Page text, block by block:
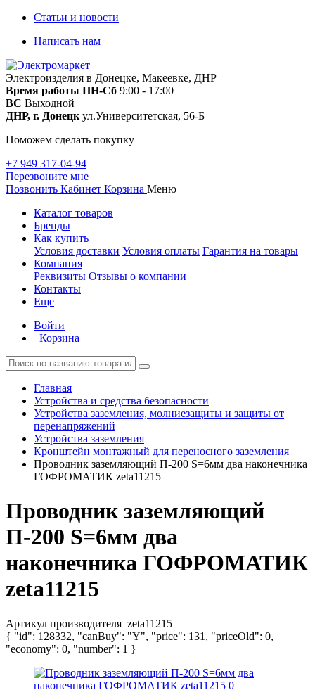
Статьи и новости
Написать нам
Электроизделия в Донецке, Макеевке, ДНР
Время работы ПН-Сб 9:00 - 17:00
ВС Выходной
ДНР, г. Донецк ул.Университетская, 56-Б
Поможем сделать покупку
+7 949 317-04-94
Перезвоните мне
Позвонить Кабинет Корзина Меню
Каталог товаров
Бренды
Как купить
Условия доставки Условия оплаты Гарантия на товары
Компания
Реквизиты Отзывы о компании
Контакты
Еще
Войти
Корзина
Главная
Устройства и средства безопасности
Устройства заземления, молниезащиты и защиты от
перенапряжений
Устройства заземления
Кронштейн монтажный для переносного заземления
Проводник заземляющий П-200 S=6мм два наконечника
ГОФРОМАТИК zeta11215
Проводник заземляющий
П-200 S=6мм два
наконечника ГОФРОМАТИК
zeta11215
Артикул производителя zeta11215
{ "id": 128332, "canBuy": "Y", "price": 131, "priceOld": 0,
"economy": 0, "number": 1 }